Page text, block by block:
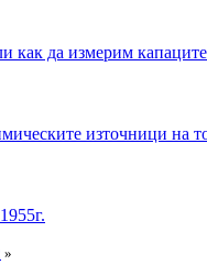
как да измерим
източници на
»